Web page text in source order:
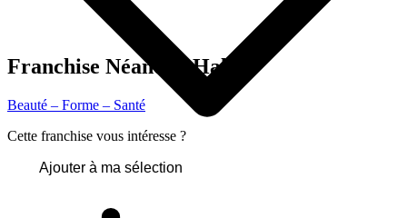
Franchise NéandertHall
Beauté – Forme – Santé
Cette franchise vous intéresse ?
Ajouter à ma sélection